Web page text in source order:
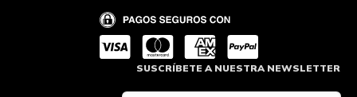
SUSCRÍBETE A NUESTRA NEWSLETTER